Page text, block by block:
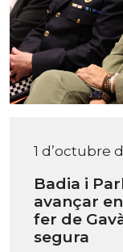
1 d’octubre
Badia i
avançar
fer de
segura